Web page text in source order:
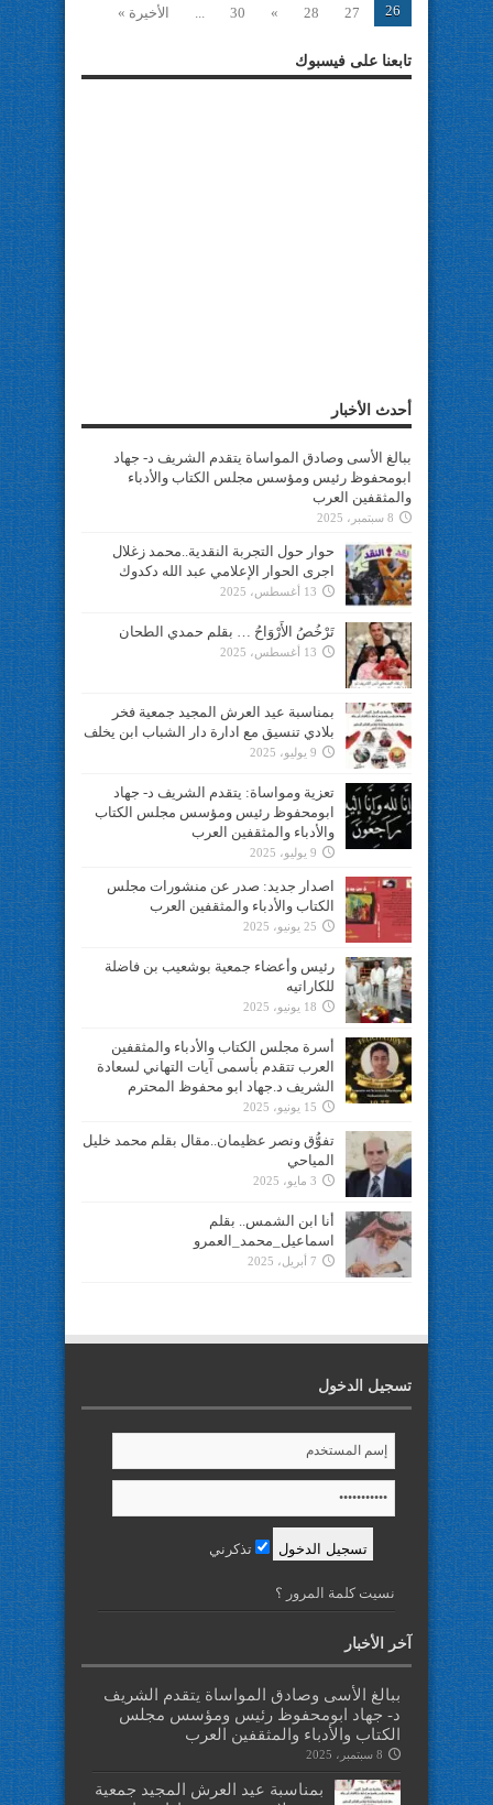
26
27
28
»
30
... الأخيرة »
تابعنا على فيسبوك
أحدث الأخبار
ببالغ الأسى وصادق المواساة يتقدم الشريف د- جهاد
ابومحفوظ رئيس ومؤسس مجلس الكتاب والأدباء
والمثقفين العرب
8 سبتمبر، 2025
حوار حول التجربة النقدية..محمد زغلال
اجرى الحوار الإعلامي عبد الله دكدوك
13 أغسطس، 2025
تَرْخُصُ الأَرْوَاحُ … بقلم حمدي الطحان
13 أغسطس، 2025
بمناسبة عيد العرش المجيد جمعية فخر
بلادي تنسيق مع ادارة دار الشباب ابن يخلف
9 يوليو، 2025
تعزية ومواساة: يتقدم الشريف د- جهاد
ابومحفوظ رئيس ومؤسس مجلس الكتاب
والأدباء والمثقفين العرب
9 يوليو، 2025
اصدار جديد: صدر عن منشورات مجلس
الكتاب والأدباء والمثقفين العرب
25 يونيو، 2025
رئيس وأعضاء جمعية بوشعيب بن فاضلة
للكاراتيه
18 يونيو، 2025
أسرة مجلس الكتاب والأدباء والمثقفين
العرب تتقدم بأسمى آيات التهاني لسعادة
الشريف د.جهاد ابو محفوظ المحترم
15 يونيو، 2025
تفوُّق ونصر عظيمان..مقال بقلم محمد خليل
المياحي
3 مايو، 2025
أنا ابن الشمس.. بقلم
اسماعيل_محمد_العمرو
7 أبريل، 2025
تسجيل الدخول
تذكرني
نسيت كلمة المرور ؟
آخر الأخبار
ببالغ الأسى وصادق المواساة يتقدم الشريف
د- جهاد ابومحفوظ رئيس ومؤسس مجلس
الكتاب والأدباء والمثقفين العرب
8 سبتمبر، 2025
بمناسبة عيد العرش المجيد جمعية